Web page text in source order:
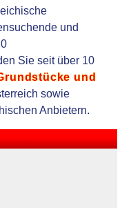
und
Sie seit über 10
und
sowie
Anbietern.